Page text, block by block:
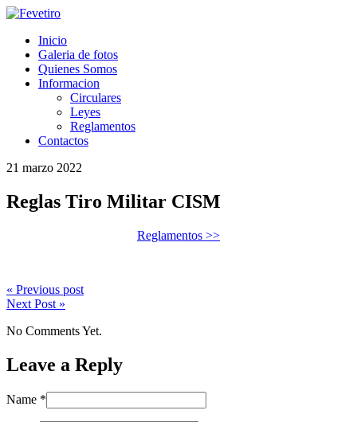
Inicio
Galeria de fotos
Quienes Somos
Informacion
Circulares
Leyes
Reglamentos
Contactos
21 marzo 2022
Reglas Tiro Militar CISM
Reglamentos >>
« Previous post
Next Post »
No Comments Yet.
Leave a Reply
Name *